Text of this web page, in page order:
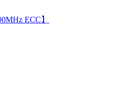
ECC】